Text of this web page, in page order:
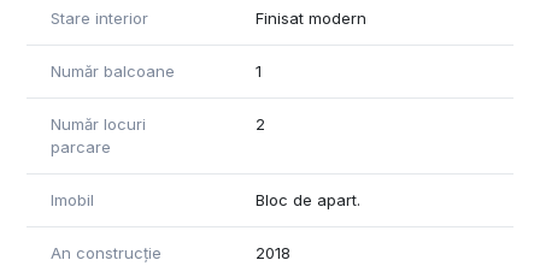
Stare interior Finisat modern
Număr balcoane 1
Număr locuri
parcare
2
Imobil Bloc de apart.
An construcție 2018